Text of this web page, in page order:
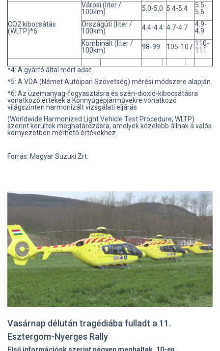
CO2 kibocsátás
(WLTP)*6
Városi (liter /
100km)
5.0-5.0 5.4-5.4
5.5-
5.6
Országúti (liter /
100km)
4.4-4.4 4.7-4.7
4.9-
4.9
Kombinált (liter /
100km)
98-99 105-107 110-
111
*4: A gyártó által mért adat.
*5: A VDA (Német Autóipari Szövetség) mérési módszere alapján.
*6: Az üzemanyag-fogyasztásra és szén-dioxid-kibocsátásra
vonatkozó értékek a Könnyűgépjárművekre vonatkozó
világszinten harmonizált vizsgálati eljárás
(Worldwide Harmonized Light Vehicle Test Procedure, WLTP)
szerint kerültek meghatározásra, amelyek közelebb állnak a valós
környezetben mérhető értékekhez.
Forrás: Magyar Suzuki Zrt.
Vasárnap délután tragédiába fulladt a 11.
Esztergom-Nyerges Rally